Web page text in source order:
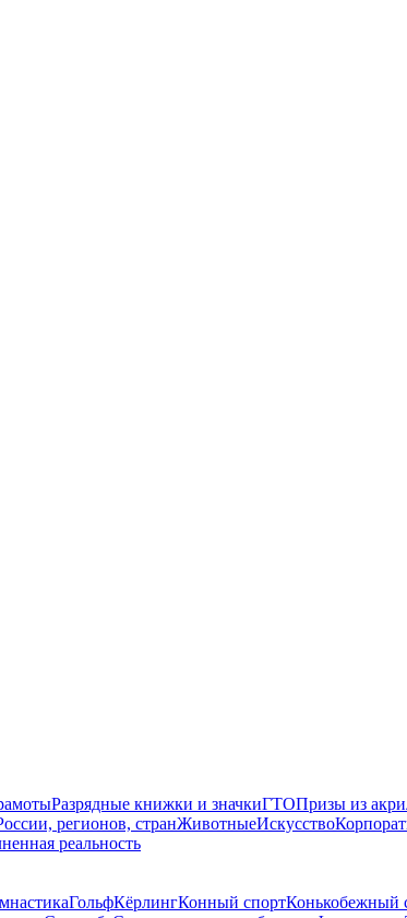
Разрядные книжки и значкиГТОПризы из
регионов, странЖивотныеИскусство
реальность
ГольфКёрлингКонный спортКонькобежный